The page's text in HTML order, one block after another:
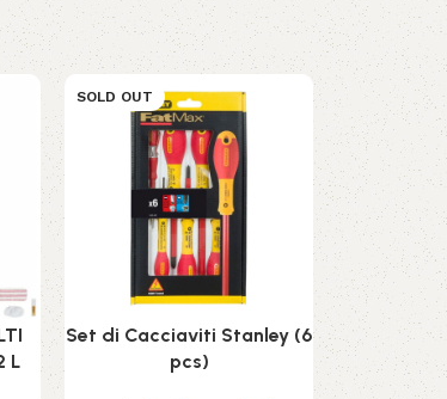
L
SOLD OUT
Set di Cacciaviti Stanley (6
pcs)
SOLD OUT
Tubo di